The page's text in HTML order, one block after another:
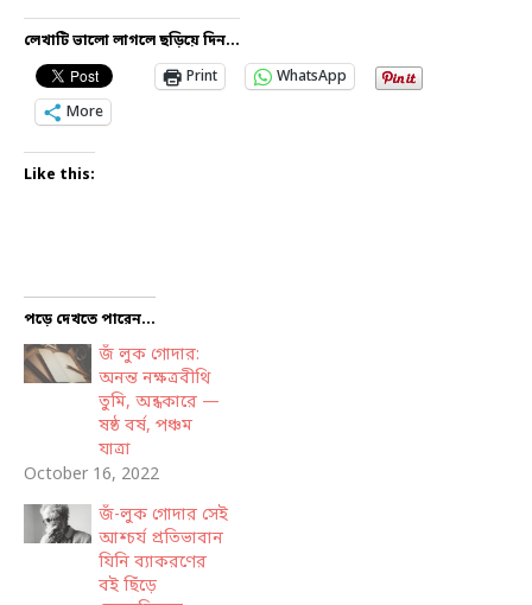
লেখাটি ভালো লাগলে ছড়িয়ে দিন...
Print
WhatsApp
More
Like this:
পড়ে দেখতে পারেন...
জঁ লুক গোদার:
অনন্ত নক্ষত্রবীথি
তুমি, অন্ধকারে —
ষষ্ঠ বর্ষ, পঞ্চম
যাত্রা
October 16, 2022
জঁ-লুক গোদার সেই
আশ্চর্য প্রতিভাবান
যিনি ব্যাকরণের
বই ছিঁড়ে